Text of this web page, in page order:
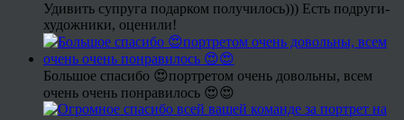
Удивить супруга подарком получилось))) Есть подруги-
художники, оценили!
Большое спасибо 😍портретом очень довольны, всем
очень очень понравилось 😍😍